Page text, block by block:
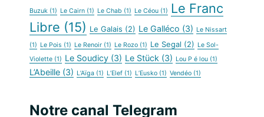
Buzuk (1) Le Cairn (1) Le Chab (1) Le Céou (1)
Le Franc
Libre (15) Le Galais (2) Le Galléco (3) Le Nissart
(1) Le Pois (1) Le Renoir (1) Le Rozo (1) Le Segal (2) Le Sol-
Violette (1) Le Soudicy (3) Le Stück (3) Lou P é lou (1)
L’Abeille (3) L’Aïga (1) L’Elef (1) L’Eusko (1) Vendéo (1)
Notre canal Telegram